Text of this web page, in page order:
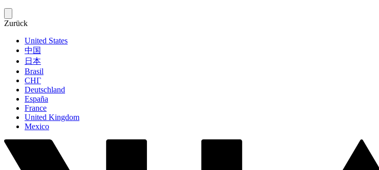
Zurück
United States
中国
日本
Brasil
СНГ
Deutschland
España
France
United Kingdom
Mexico